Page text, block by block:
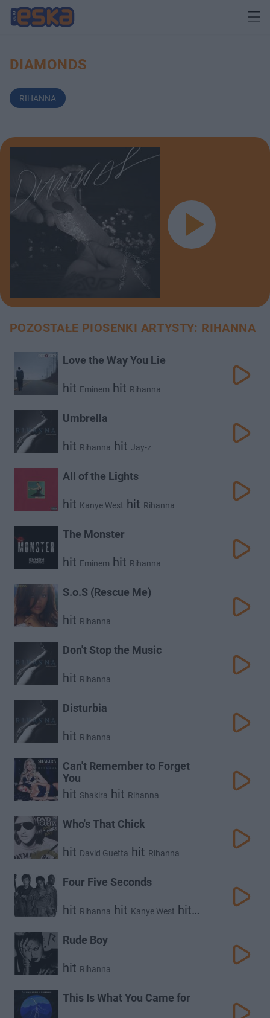
DIAMONDS
RIHANNA
POZOSTAŁE PIOSENKI ARTYSTY: RIHANNA
Love the Way You Lie
hit Eminem hit Rihanna
Umbrella
hit Rihanna hit Jay-z
All of the Lights
hit Kanye West hit Rihanna
The Monster
hit Eminem hit Rihanna
S.o.S (Rescue Me)
hit Rihanna
Don't Stop the Music
hit Rihanna
Disturbia
hit Rihanna
Can't Remember to Forget
You
hit Shakira hit Rihanna
Who's That Chick
hit David Guetta hit Rihanna
Four Five Seconds
hit Rihanna hit Kanye West hit
Rude Boy
hit Rihanna
This Is What You Came for